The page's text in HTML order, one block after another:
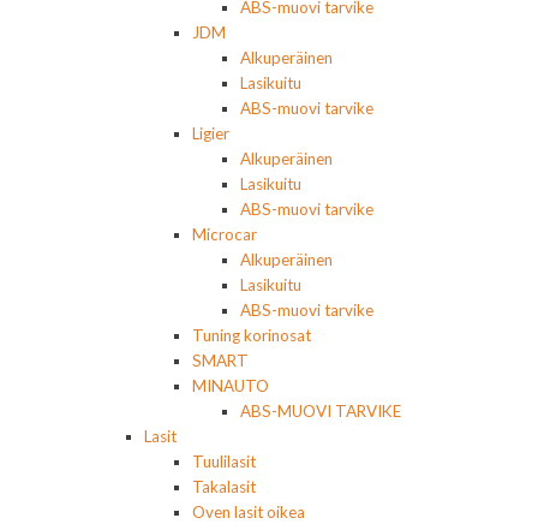
ABS-muovi tarvike
JDM
Alkuperäinen
Lasikuitu
ABS-muovi tarvike
Ligier
Alkuperäinen
Lasikuitu
ABS-muovi tarvike
Microcar
Alkuperäinen
Lasikuitu
ABS-muovi tarvike
Tuning korinosat
SMART
MINAUTO
ABS-MUOVI TARVIKE
Lasit
Tuulilasit
Takalasit
Oven lasit oikea